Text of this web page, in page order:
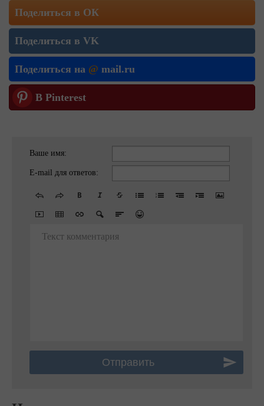
Поделиться в ОК
Поделиться в VK
Поделиться на @ mail.ru
В Pinterest
Ваше имя:
E-mail для ответов:
Текст комментария